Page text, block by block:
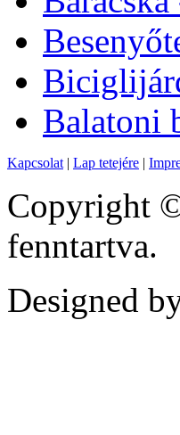
Balatoni
Kapcsolat | Lap tetejére |
Copyright
fenntartva.
Designed